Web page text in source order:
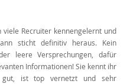
viele Recruiter kennengelernt und
sticht definitiv heraus. Kein
leere Versprechungen, dafür
Informationen! Sie kennt ihr
gut, ist top vernetzt und sehr